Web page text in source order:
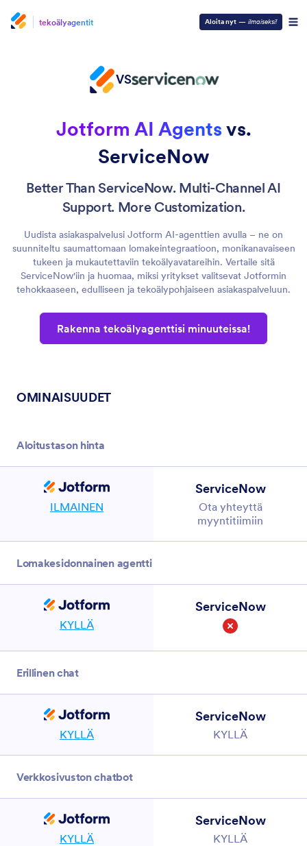
tekoälyagentit Aloita nyt — ilmaiseksi!
VS
Jotform AI Agentsvs.
ServiceNow
Better Than ServiceNow. Multi-Channel AI
Support. More Customization.
Uudista asiakaspalvelusi Jotform AI-agenttien avulla – ne on
suunniteltu saumattomaan lomakeintegraatioon, monikanavaiseen
tukeen ja mukautettaviin tekoälyavatareihin. Vertaile sitä
ServiceNow'iin ja huomaa, miksi yritykset valitsevat Jotformin
tehokkaaseen, edulliseen ja tekoälypohjaiseen asiakaspalveluun.
Rakenna tekoälyagenttisi minuuteissa!
OMINAISUUDET
OMINAISUUDET
ServiceNow
Aloitustason hinta
ILMAINEN
ServiceNow
Ota yhteyttä
myyntitiimiin
Lomakesidonnainen agentti
KYLLÄ
ServiceNow
Erillinen chat
KYLLÄ
ServiceNow
KYLLÄ
Verkkosivuston chatbot
KYLLÄ
ServiceNow
KYLLÄ